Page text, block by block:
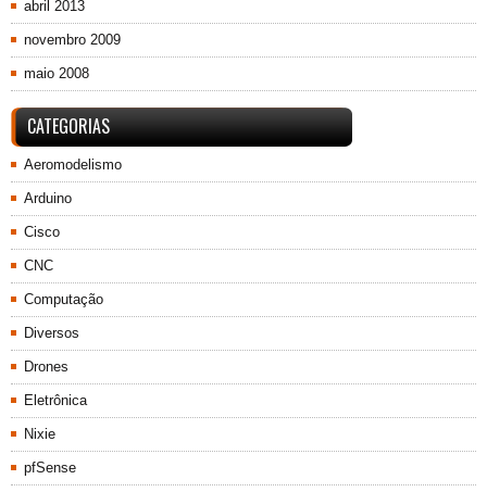
abril 2013
novembro 2009
maio 2008
CATEGORIAS
Aeromodelismo
Arduino
Cisco
CNC
Computação
Diversos
Drones
Eletrônica
Nixie
pfSense